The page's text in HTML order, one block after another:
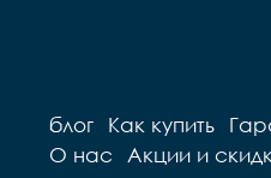
блог Как купить
О нас
Акции и